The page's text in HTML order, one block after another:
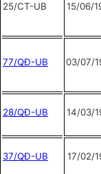
25/CT-UB 15/06/
77/QĐ-UB 03/07/
28/QĐ-UB 14/03/
37/QĐ-UB 17/02/